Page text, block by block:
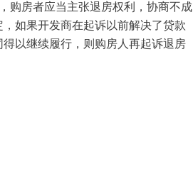
购房者应当主张退房权利，协商不成
如果开发商在起诉以前解决了贷款
以继续履行，则购房人再起诉退房